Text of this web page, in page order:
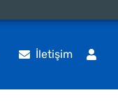
İletişim